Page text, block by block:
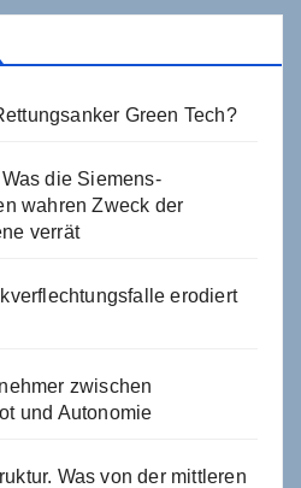
Green Tech?
die Siemens-
wahren Zweck der
verrät
erodiert
zwischen
und Autonomie
Was von der mittleren